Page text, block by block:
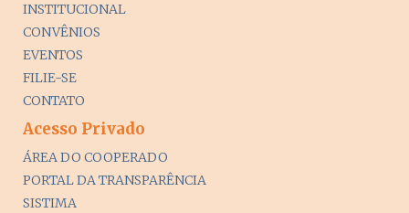
INSTITUCIONAL
CONVÊNIOS
EVENTOS
FILIE-SE
CONTATO
Acesso Privado
ÁREA DO COOPERADO
PORTAL DA TRANSPARÊNCIA
SISTIMA